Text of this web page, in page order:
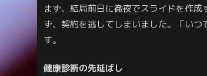
まず、結局前日に徹夜でスライドを作
ず、契約を逃してしまいました。「い
す。
健康診断の先延ばし